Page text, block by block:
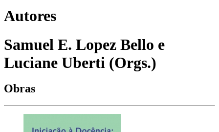
Autores
Samuel E. Lopez Bello e
Luciane Uberti (Orgs.)
Obras